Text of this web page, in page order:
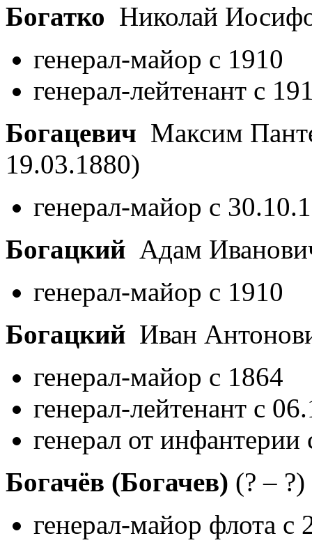
Богатко Николай
генерал-майор с 1910
генерал-лейтенант с
Богацевич Максим
19.03.1880)
генерал-майор с
Богацкий Адам
генерал-майор с 1910
Богацкий Иван
генерал-майор с 1864
генерал-лейтенант с
генерал от
Богачёв (Богачев) (? – ?)
генерал-майор флота с